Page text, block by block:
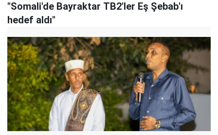
"Somali'de Bayraktar TB2'ler Eş Şebab'ı
hedef aldı"